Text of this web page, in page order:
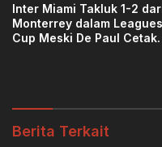
Inter Miami Takluk 1-2
Monterrey dalam Leagues
Cup Meski De Paul Cetak
Berita Terkait